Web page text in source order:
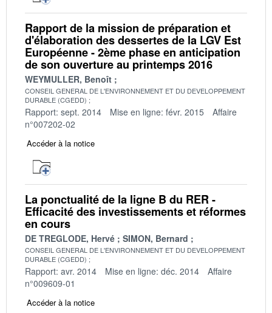
Rapport de la mission de préparation et
d'élaboration des dessertes de la LGV Est
Européenne - 2ème phase en anticipation
de son ouverture au printemps 2016
WEYMULLER, Benoît
CONSEIL GENERAL DE L'ENVIRONNEMENT ET DU DEVELOPPEMENT
DURABLE (CGEDD)
Rapport: sept. 2014 Mise en ligne: févr. 2015
Affaire
n°007202-02
Accéder à la notice
La ponctualité de la ligne B du RER -
Efficacité des investissements et réformes
en cours
DE TREGLODE, Hervé SIMON, Bernard
CONSEIL GENERAL DE L'ENVIRONNEMENT ET DU DEVELOPPEMENT
DURABLE (CGEDD)
Rapport: avr. 2014 Mise en ligne: déc. 2014
Affaire
n°009609-01
Accéder à la notice